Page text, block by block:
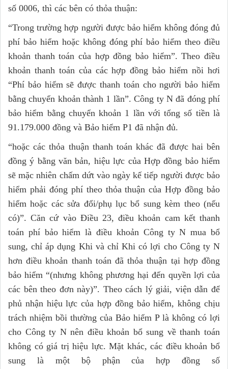
số 0006, thì các bên có thỏa thuận:
“Trong trường hợp người được bảo hiểm không đóng đủ
phí bảo hiểm hoặc không đóng phí bảo hiểm theo điều
khoản thanh toán của hợp đồng bảo hiểm”. Theo điều
khoản thanh toán của các hợp đồng bảo hiểm nồi hơi
“Phí bảo hiểm sẽ được thanh toán cho người bảo hiểm
bằng chuyển khoản thành 1 lần”. Công ty N đã đóng phí
bảo hiểm bằng chuyển khoản 1 lần với tổng số tiền là
91.179.000 đồng và Bảo hiểm P1 đã nhận đủ.
“hoặc các thỏa thuận thanh toán khác đã được hai bên
đồng ý bằng văn bản, hiệu lực của Hợp đồng bảo hiểm
sẽ mặc nhiên chấm dứt vào ngày kế tiếp người được bảo
hiểm phải đóng phí theo thỏa thuận của Hợp đồng bảo
hiểm hoặc các sửa đổi/phụ lục bổ sung kèm theo (nếu
có)”. Căn cứ vào Điều 23, điều khoản cam kết thanh
toán phí bảo hiểm là điều khoản Công ty N mua bổ
sung, chỉ áp dụng Khi và chỉ Khi có lợi cho Công ty N
hơn điều khoản thanh toán đã thỏa thuận tại hợp đồng
bảo hiểm “(nhưng không phương hại đến quyền lợi của
các bên theo đơn này)”. Theo cách lý giải, viện dẫn để
phủ nhận hiệu lực của hợp đồng bảo hiểm, không chịu
trách nhiệm bồi thường của Bảo hiểm P là không có lợi
cho Công ty N nên điều khoản bổ sung về thanh toán
không có giá trị hiệu lực. Mặt khác, các điều khoản bổ
sung là một bộ phận của hợp đồng số